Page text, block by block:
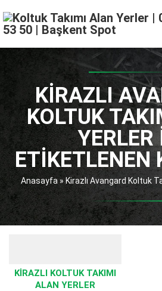
KIRAZLI
KOLTUK
YERLER
ETIKETLENEN
Anasayfa»Kirazlı Avangard Koltuk
KIRAZLI KOLTUK TAKIMI
ALAN YERLER